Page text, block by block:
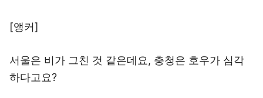
[앵커]
서울은 비가 그친 것 같은데요, 충청은 호우가 심각
하다고요?